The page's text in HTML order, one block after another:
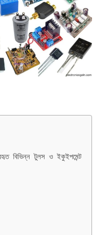
বিভিন্ন টুলস ও ইকুইপমেন্ট